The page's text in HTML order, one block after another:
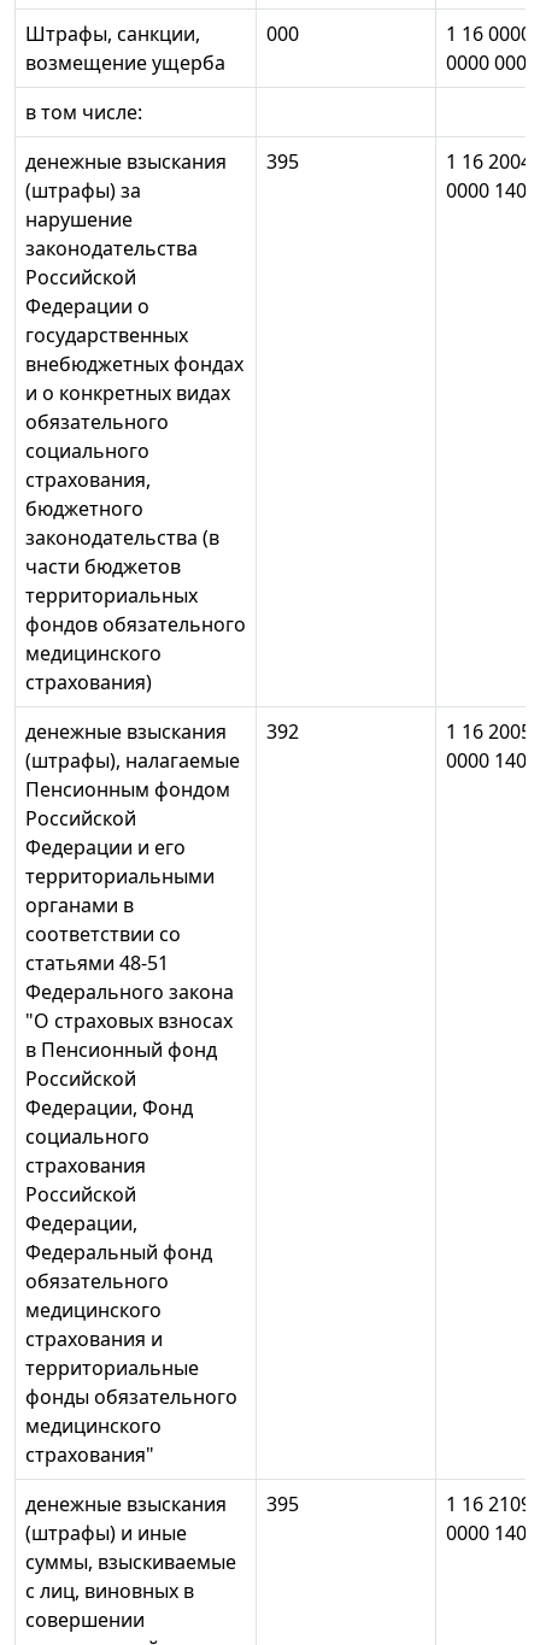
Штрафы, санкции,
возмещение ущерба
000
1 16
0000 000
в том числе:
денежные взыскания
(штрафы) за
нарушение
законодательства
Российской
Федерации о
государственных
внебюджетных фондах
и о конкретных видах
обязательного
социального
страхования,
бюджетного
законодательства (в
части бюджетов
территориальных
фондов обязательного
медицинского
страхования)
395
1 16
0000 140
денежные взыскания
(штрафы), налагаемые
Пенсионным фондом
Российской
Федерации и его
территориальными
органами в
соответствии со
статьями 48-51
Федерального закона
"О страховых взносах
в Пенсионный фонд
Российской
Федерации, Фонд
социального
страхования
Российской
Федерации,
Федеральный фонд
обязательного
медицинского
страхования и
территориальные
фонды обязательного
медицинского
страхования"
392
1 16
0000 140
денежные взыскания
(штрафы) и иные
суммы, взыскиваемые
с лиц, виновных в
совершении
395
1 16
0000 140